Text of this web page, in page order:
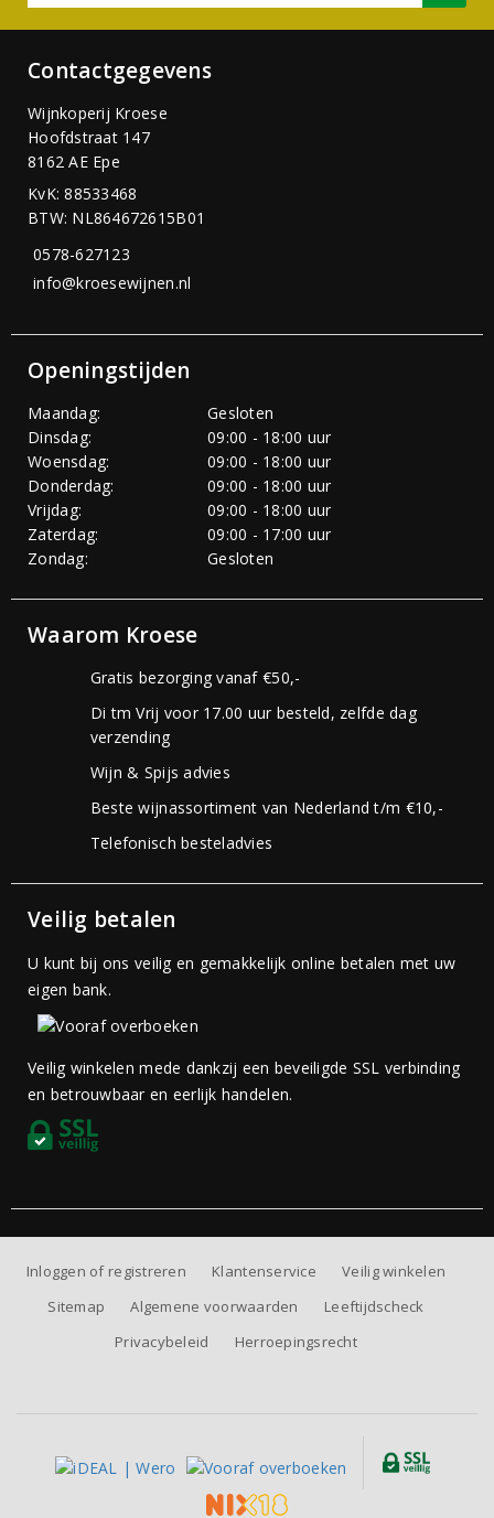
Contactgegevens
Wijnkoperij Kroese
Hoofdstraat 147
8162 AE Epe
KvK: 88533468
BTW: NL864672615B01
0578-627123
info@kroesewijnen.nl
Openingstijden
Maandag:
Gesloten
Dinsdag:
09:00 - 18:00 uur
Woensdag:
09:00 - 18:00 uur
Donderdag:
09:00 - 18:00 uur
Vrijdag:
09:00 - 18:00 uur
Zaterdag:
09:00 - 17:00 uur
Zondag:
Gesloten
Waarom Kroese
Gratis bezorging vanaf €50,-
Di tm Vrij voor 17.00 uur besteld, zelfde dag
verzending
Wijn & Spijs advies
Beste wijnassortiment van Nederland t/m €10,-
Telefonisch besteladvies
Veilig betalen
U kunt bij ons veilig en gemakkelijk online betalen met uw
eigen bank.
Veilig winkelen mede dankzij een beveiligde SSL verbinding
en betrouwbaar en eerlijk handelen.
Inloggen of registreren Klantenservice
Veilig winkelen
Sitemap
Algemene voorwaarden
Leeftijdscheck
Privacybeleid
Herroepingsrecht